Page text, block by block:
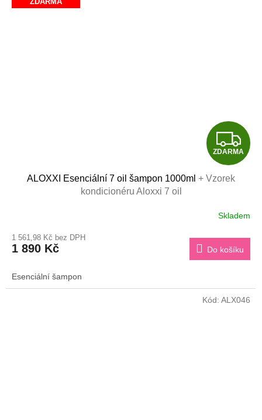
Z
D
R
M
A
ZDARMA
ALOXXI Esenciální 7 oil šampon 1000ml + Vzorek
kondicionéru Aloxxi 7 oil
Skladem
1 561,98 Kč bez DPH
1 890 Kč Do košíku
Esenciální šampon
Kód: ALX046